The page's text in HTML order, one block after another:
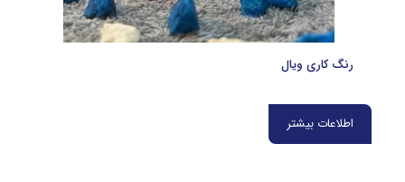
رنگ کاری ویال
اطلاعات بیشتر